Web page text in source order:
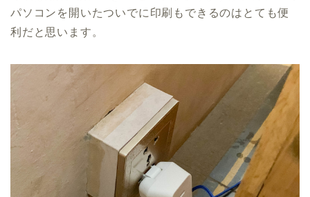
パソコンを開いたついでに印刷もできるのはとても便
利だと思います。